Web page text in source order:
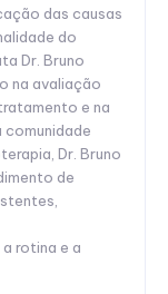
das causas
do
Dr. Bruno
na avaliação
e na
Dr. Bruno
de
rotina e a